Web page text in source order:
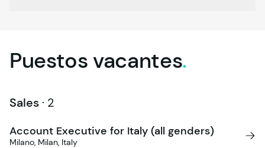
Puestosvacantes.
Sales · 2
Account Executive for Italy (all genders)
Milano, Milan, Italy